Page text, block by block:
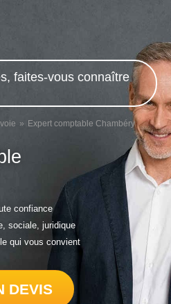
faites-vous connaître
Expert comptable Chambéry
confiance
sociale, juridique
qui vous convient
DEVIS